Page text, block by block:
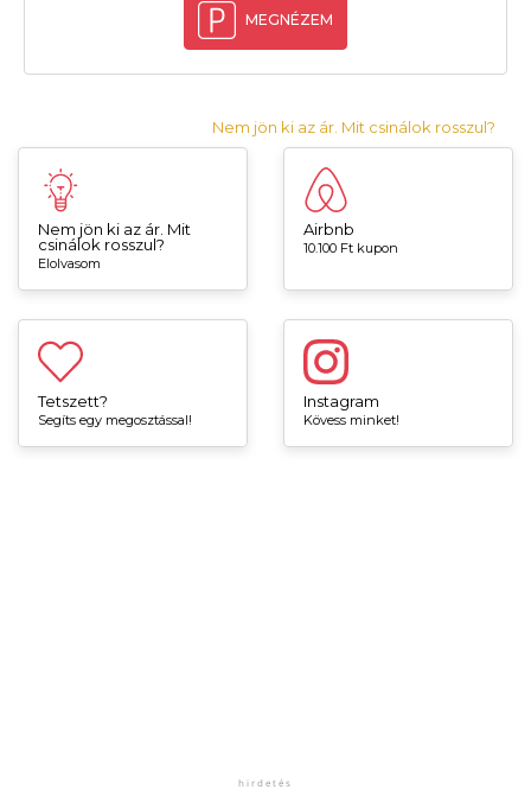
MEGNÉZEM
Nem jön ki az ár. Mit csinálok rosszul?
Nem jön ki az ár. Mit
csinálok rosszul?
Elolvasom
Airbnb
10.100 Ft kupon
Tetszett?
Segíts egy megosztással!
Instagram
Kövess minket!